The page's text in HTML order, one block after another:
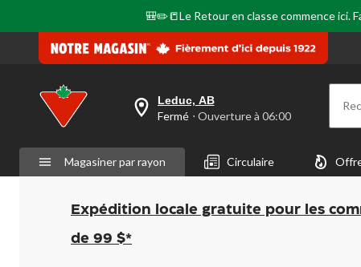
🎒✏️📒Le Retour en classe commence ici.
votre
est
Leduc,
AB,
Fermé,
Ouverture
à
Leduc, AB
Fermé ⋅ Ouverture à 06:00
Magasiner par rayon Circulaire
Expédition locale gratuite pour les
de 99 $*
page.